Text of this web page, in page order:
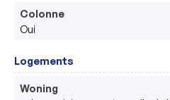
Colonne
Oui
Logements
Woning